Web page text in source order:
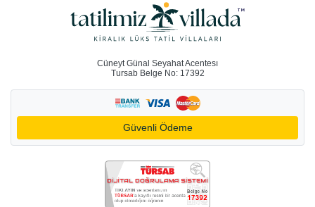
Cüneyt Günal Seyahat Acentesı
Tursab Belge No: 17392
Güvenli Ödeme